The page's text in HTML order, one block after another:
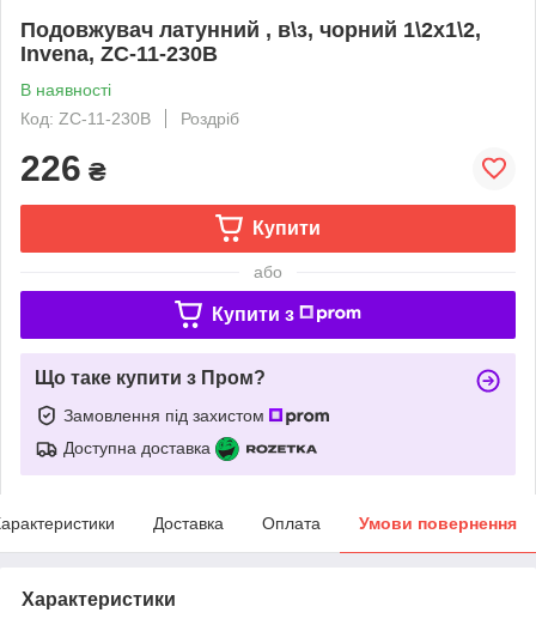
Подовжувач латунний , в\з, чорний 1\2х1\2,
Invena, ZC-11-230B
В наявності
Код: ZC-11-230B
Роздріб
226 ₴
Купити
або
Купити з
Що таке купити з Пром?
Замовлення під захистом
Доступна доставка
Доставка Оплата Умови повернення
Характеристики